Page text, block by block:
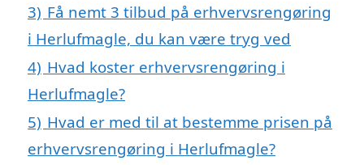
3) Få nemt 3 tilbud på erhvervsrengøring
i Herlufmagle, du kan være tryg ved
4) Hvad koster erhvervsrengøring i
Herlufmagle?
5) Hvad er med til at bestemme prisen på
erhvervsrengøring i Herlufmagle?